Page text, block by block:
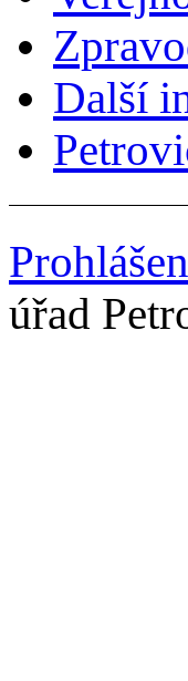
Další
úřad